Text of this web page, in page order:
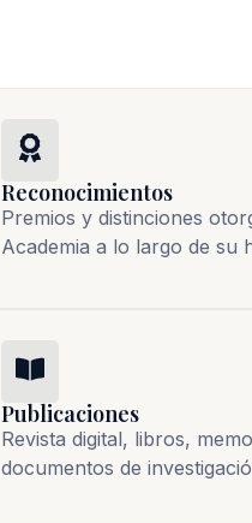
Reconocimientos
Premios y distinciones
Academia a lo largo de su
Publicaciones
Revista digital, libros,
documentos de